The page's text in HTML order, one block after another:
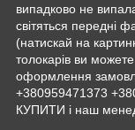
випадково не
світяться передні
(натискай на
толокарів ви
оформлення
+380959471373
КУПИТИ і наш